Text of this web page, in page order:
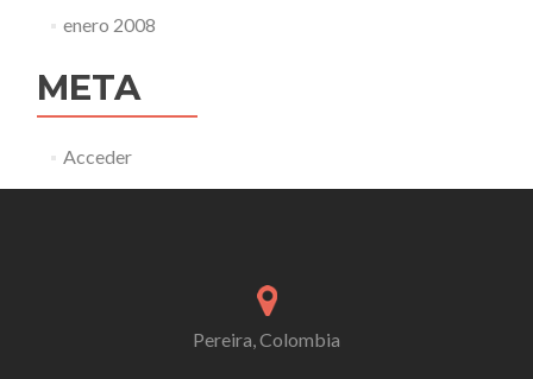
enero 2008
META
Acceder
Pereira, Colombia